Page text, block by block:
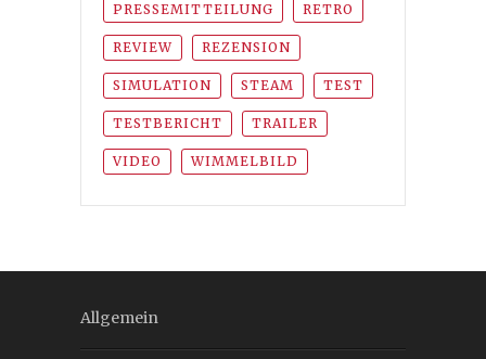
PRESSEMITTEILUNG RETRO
REVIEW REZENSION
SIMULATION STEAM TEST
TESTBERICHT TRAILER
VIDEO WIMMELBILD
Allgemein